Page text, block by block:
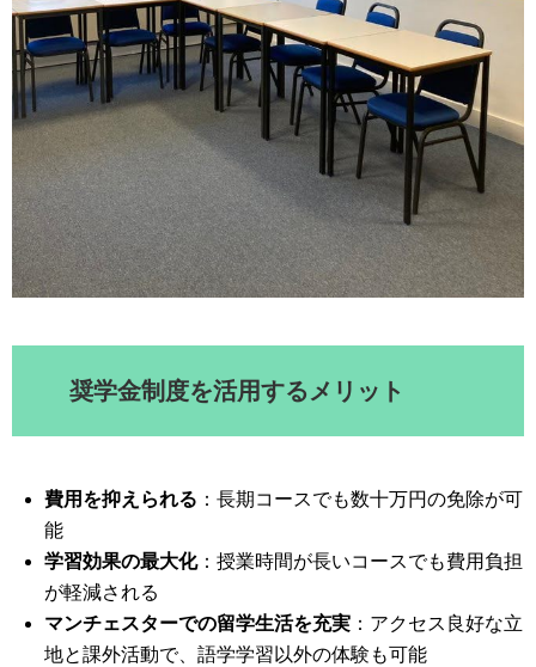
奨学金制度を活用するメリット
費用を抑えられる ：長期コースでも数十万円の免除が可
能
学習効果の最大化：授業時間が長いコースでも費用負担
が軽減される
マンチェスターでの留学生活を充実 ：アクセス良好な立
地と課外活動で、語学学習以外の体験も可能